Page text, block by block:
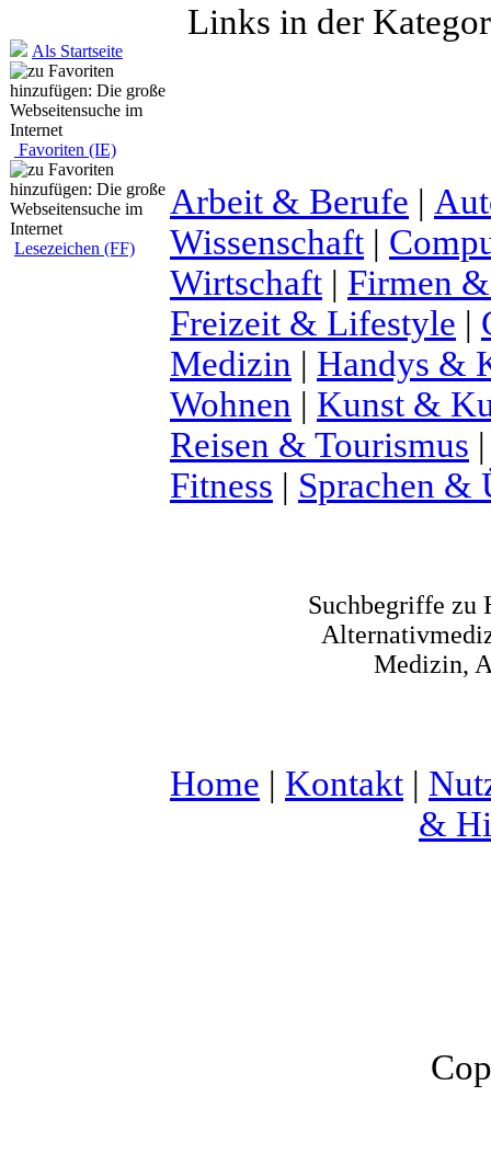
Als Startseite
Favoriten (IE)
Lesezeichen (FF)
Links in der
Arbeit & Berufe |
Wissenschaft |
Wirtschaft | Firmen
Freizeit & Lifestyle |
Medizin | Handys &
Wohnen | Kunst &
Reisen & Tourismus
Fitness | Sprachen &
Suchbegriffe
Medizin,
Home | Kontakt |
&